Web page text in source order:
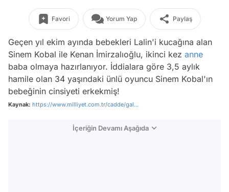
Favori Yorum Yap Paylaş
Geçen yıl ekim ayında bebekleri Lalin'i kucağına alan
Sinem Kobal ile Kenan İmirzalıoğlu, ikinci kez anne
baba olmaya hazırlanıyor. İddialara göre 3,5 aylık
hamile olan 34 yaşındaki ünlü oyuncu Sinem Kobal'ın
bebeğinin cinsiyeti erkekmiş!
Kaynak: https://www.milliyet.com.tr/cadde/gal...
İçeriğin Devamı Aşağıda